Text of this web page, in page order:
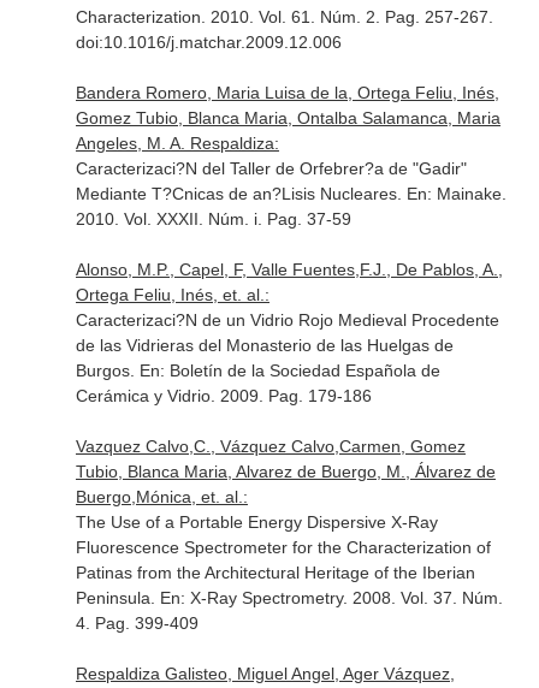
Characterization . 2010. Vol. 61. Núm. 2. Pag. 257-267.
doi:10.1016/j.matchar.2009.12.006
Bandera Romero, Maria Luisa de la, Ortega Feliu, Inés,
Gomez Tubio, Blanca Maria, Ontalba Salamanca, Maria
Angeles, M. A. Respaldiza:
Caracterizaci?N del Taller de Orfebrer?a de "Gadir"
Mediante T?Cnicas de an?Lisis Nucleares. En: Mainake.
2010. Vol. XXXII. Núm. i. Pag. 37-59
Alonso, M.P., Capel, F, Valle Fuentes,F.J., De Pablos, A.,
Ortega Feliu, Inés, et. al.:
Caracterizaci?N de un Vidrio Rojo Medieval Procedente
de las Vidrieras del Monasterio de las Huelgas de
Burgos. En: Boletín de la Sociedad Española de
Cerámica y Vidrio. 2009. Pag. 179-186
Vazquez Calvo,C., Vázquez Calvo,Carmen, Gomez
Tubio, Blanca Maria, Alvarez de Buergo, M., Álvarez de
Buergo,Mónica, et. al.:
The Use of a Portable Energy Dispersive X-Ray
Fluorescence Spectrometer for the Characterization of
Patinas from the Architectural Heritage of the Iberian
Peninsula. En: X-Ray Spectrometry. 2008. Vol. 37. Núm.
4. Pag. 399-409
Respaldiza Galisteo, Miguel Angel, Ager Vázquez,